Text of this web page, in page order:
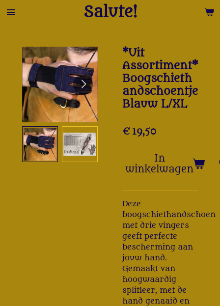
Ga
hoofdinhoud
Salute!
*Uit
Assortiment*
Boogschieth
andschoentje
Blauw L/XL
€ 19,50
In
winkelwagen
Deze
boogschiethandschoen
met drie vingers
geeft perfecte
bescherming aan
jouw hand.
Gemaakt van
hoogwaardig
splitleer, met de
hand genaaid en